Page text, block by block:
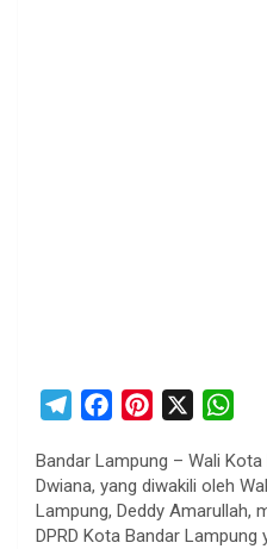
l
e
g
c
e
b
n
t
e
a
s
Bandar Lampung – Wali
Dwiana, yang diwakili oleh
Lampung, Deddy Amarullah,
DPRD Kota Bandar Lampung